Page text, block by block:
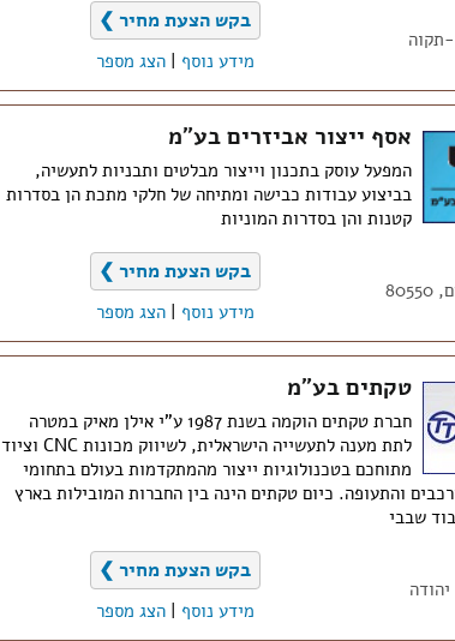
בקש הצעת מחיר ❯
מידע נוסף |הצג מספר
אסף ייצור אביזרים בע"מ
המפעל עוסק בתכנון וייצור מבלטים ותבניות לתעשיה,
בביצוע עבודות כבישה ומתיחה של חלקי מתכת הן בסדרות
קטנות והן בסדרות המוניות
בקש הצעת מחיר ❯
מידע נוסף |הצג מספר
טקתים בע"מ
חברת טקתים הוקמה בשנת 1987 ע"י אילן מאיק במטרה
לתת מענה לתעשייה הישראלית, לשיווק מכונות CNC וציוד
מתוחכם בטכנולוגיות ייצור מהמתקדמות בעולם בתחומי
והתעופה. כיום טקתים הינה בין החברות המובילות בארץ
שבבי
בקש הצעת מחיר ❯
מידע נוסף |הצג מספר